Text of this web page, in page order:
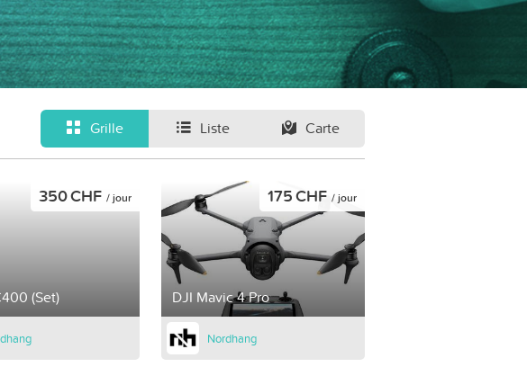
Grille Liste Carte
(Set)
350 CHF / jour
DJI Mavic 4 Pro
175 CHF / jour
Nordhang